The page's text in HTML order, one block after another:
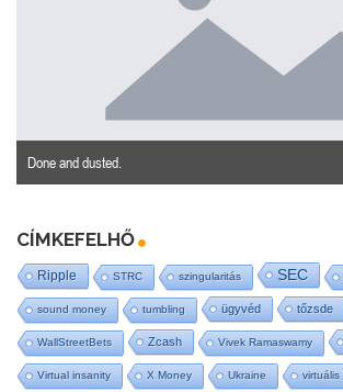
Done and dusted.
CÍMKEFELHŐ
Ripple STRC szingularitás SEC
sound money tumbling ügyvéd tőzsde
WallStreetBets Zcash Vivek Ramaswamy
Virtual insanity X Money Ukraine virtuális